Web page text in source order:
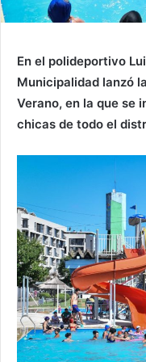
En el polideportivo
Municipalidad lanzó
Verano, en la que se
chicas de todo el